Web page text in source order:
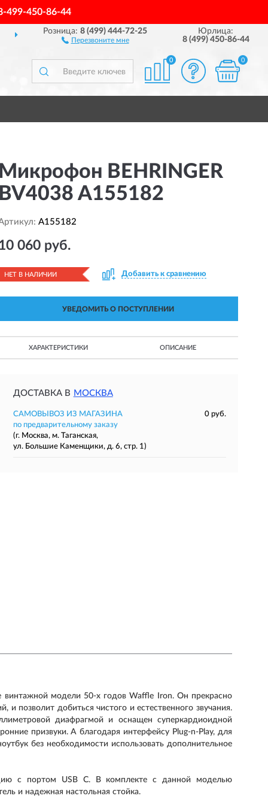
499-450-86-44
ДОСТАВИМПО ВСЕЙ РОССИИ
Розница:8 (499) 444-72-25
Перезвоните мне
Юрлица:
8 (499) 450-86-44
0 0
Микрофон BEHRINGER
BV4038 A155182
A155182
060 руб.
НЕТ В НАЛИЧИИ Добавить к сравнению
УВЕДОМИТЬ О ПОСТУПЛЕНИИ
ХАРАКТЕРИСТИКИ ОПИСАНИЕ
ДОСТАВКА В МОСКВА
САМОВЫВОЗ ИЗ МАГАЗИНА
0 руб.
по предварительному заказу
(г. Москва, м. Таганская,
ул. Большие Каменщики, д. 6, стр. 1)
винтажной модели 50-х годов Waffle Iron. Он прекрасно
позволит добиться чистого и естественного звучания.
диафрагмой и оснащен суперкардиоидной
призвуки. А благодаря интерфейсу Plug-n-Play, для
без необходимости использовать дополнительное
с портом USB C. В комплекте с данной моделью
и надежная настольная стойка.